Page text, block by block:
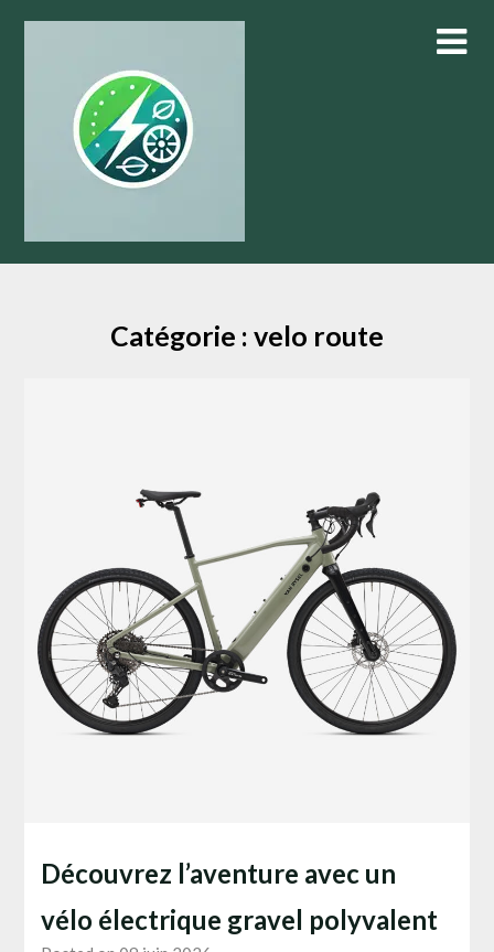
Catégorie : velo route
Découvrez l’aventure avec un
vélo électrique gravel polyvalent